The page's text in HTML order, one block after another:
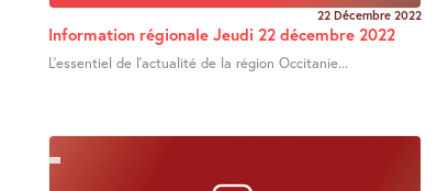
22 Décembre 2022
Information régionale Jeudi 22 décembre 2022
L’essentiel de l’actualité de la région Occitanie...